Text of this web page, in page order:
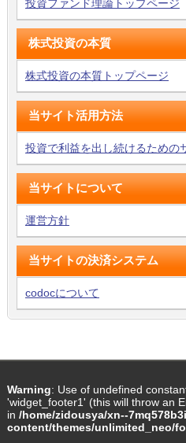
投資ファンド理論トップページ
株式投資の本質
株式投資の本質トップページ
当サイト活用方法
投資で利益を出し続けるための
当サイトについて
運営方針
当サイトの決済システム
codocについて
Warning: Use of undefined
'widget_footer1' (this will throw an
in /home/zidousya/xn--
content/themes/unlimited_neo/